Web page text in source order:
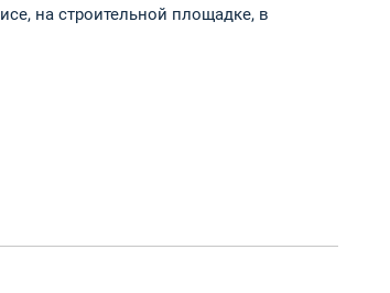
на строительной площадке, в